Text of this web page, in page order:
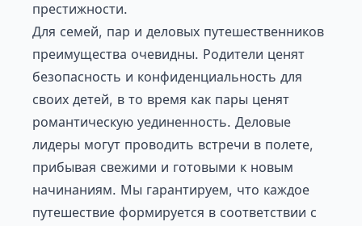
престижности.
Для семей, пар и деловых путешественников
преимущества очевидны. Родители ценят
безопасность и конфиденциальность для
своих детей, в то время как пары ценят
романтическую уединенность. Деловые
лидеры могут проводить встречи в полете,
прибывая свежими и готовыми к новым
начинаниям. Мы гарантируем, что каждое
путешествие формируется в соответствии с